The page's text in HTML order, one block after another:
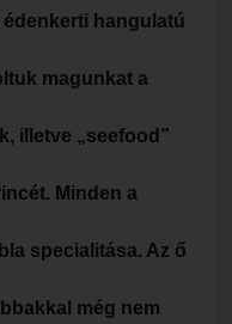
hangulatú
magunkat a
illetve „seefood”
Minden a
specialitása. Az ő
még nem